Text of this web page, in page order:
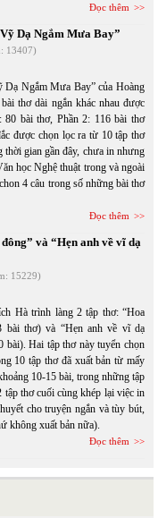
Đọc thêm
Dạ Ngắm Mưa Bay”
13407)
Ngắm Mưa Bay” của Hoàng
thơ dài ngắn khác nhau được
80 bài thơ, Phần 2: 116 bài thơ
được chọn lọc ra từ 10 tập thơ
thời gian gần đây, chưa in nhưng
học Nghệ thuật trong và ngoài
4 câu trong số những bài thơ
Đọc thêm
và “Hẹn anh về vĩ dạ
15229)
Hà trình làng 2 tập thơ: “Hoa
bài thơ) và “Hẹn anh về vĩ dạ
bài). Hai tập thơ này tuyển chọn
10 tập thơ đã xuất bản từ mấy
10-15 bài, trong những tập
thơ cuối cùng khép lại việc in
cho truyện ngắn và tùy bút,
không xuất bản nữa).
Đọc thêm